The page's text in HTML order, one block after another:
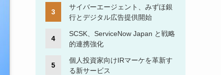
サイバーエージェント、みずほ銀
行とデジタル広告提供開始
SCSK、ServiceNow Japan と戦略
的連携強化
個人投資家向けIRマーケを革新す
る新サービス